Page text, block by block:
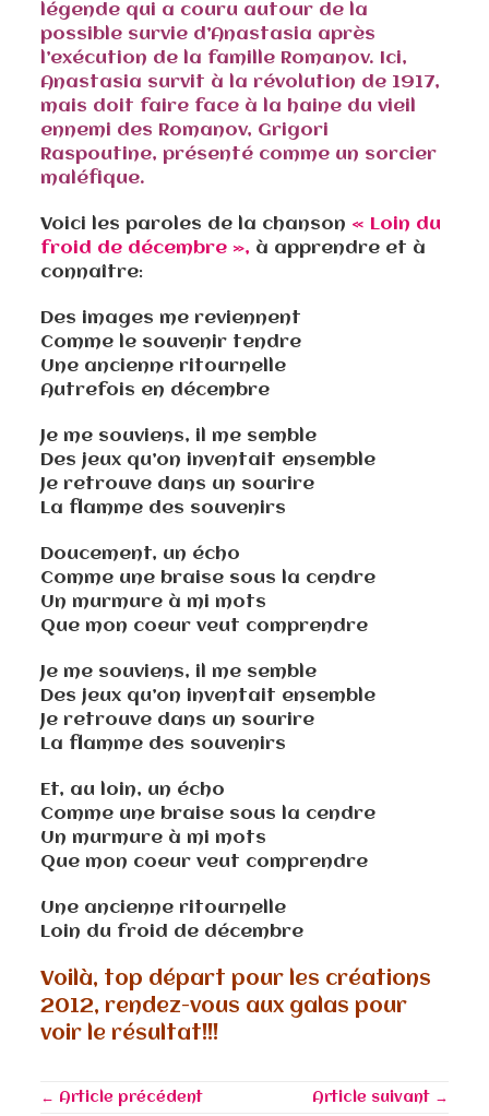
légende qui a couru autour de la
possible survie d’Anastasia après
l’exécution de la famille Romanov. Ici,
Anastasia survit à la révolution de 1917,
mais doit faire face à la haine du vieil
ennemi des Romanov, Grigori
Raspoutine, présenté comme un sorcier
maléfique.
Voici les paroles de la chanson « Loin du
froid de décembre », à apprendre et à
connaître:
Des images me reviennent
Comme le souvenir tendre
Une ancienne ritournelle
Autrefois en décembre
Je me souviens, il me semble
Des jeux qu’on inventait ensemble
Je retrouve dans un sourire
La flamme des souvenirs
Doucement, un écho
Comme une braise sous la cendre
Un murmure à mi mots
Que mon coeur veut comprendre
Je me souviens, il me semble
Des jeux qu’on inventait ensemble
Je retrouve dans un sourire
La flamme des souvenirs
Et, au loin, un écho
Comme une braise sous la cendre
Un murmure à mi mots
Que mon coeur veut comprendre
Une ancienne ritournelle
Loin du froid de décembre
Voilà, top départ pour les créations
2012, rendez-vous aux galas pour
voir le résultat!!!
← Article précédent Article suivant →